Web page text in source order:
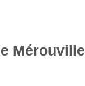
Mérouville